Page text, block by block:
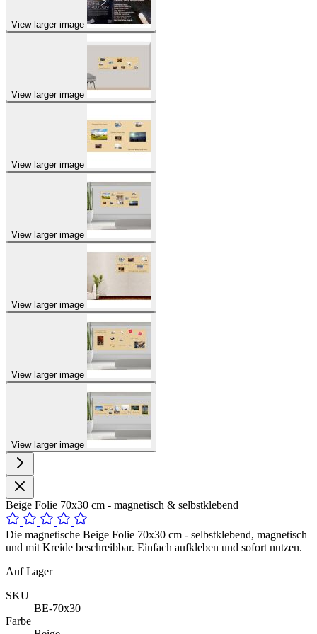
View larger image
View larger image
View larger image
View larger image
View larger image
View larger image
View larger image
Beige Folie 70x30 cm - magnetisch & selbstklebend
Die magnetische Beige Folie 70x30 cm - selbstklebend, magnetisch
und mit Kreide beschreibbar. Einfach aufkleben und sofort nutzen.
Auf Lager
SKU
BE-70x30
Farbe